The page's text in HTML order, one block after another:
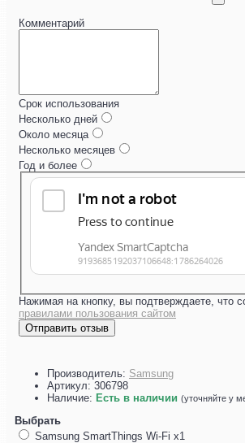
Комментарий
Срок использования
Несколько дней
Около месяца
Несколько месяцев
Год и более
Нажимая на кнопку, вы подтверждаете, что
правилами пользования сайтом
Отправить отзыв
Производитель: Samsung
Артикул: 306798
Наличие: Есть в наличии (уточняйте у
Выбрать
Samsung SmartThings Wi-Fi x1